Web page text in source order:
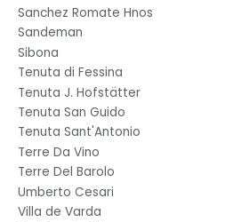
Sanchez Romate Hnos
Sandeman
Sibona
Tenuta di Fessina
Tenuta J. Hofstätter
Tenuta San Guido
Tenuta Sant'Antonio
Terre Da Vino
Terre Del Barolo
Umberto Cesari
Villa de Varda